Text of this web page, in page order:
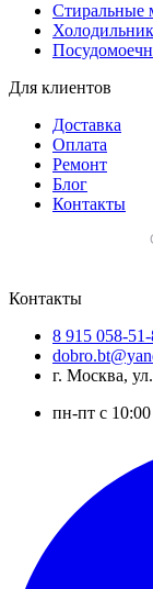
Для клиентов
Доставка
Оплата
Ремонт
Блог
Контакты
Контакты
8 915 058-
г. Москва,
пн-пт с